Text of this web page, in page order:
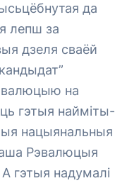
да
лепш за
дзеля сваёй
на
гэтыя найміты-
нацыянальныя
Рэвалюцыя
гэтыя надумалі